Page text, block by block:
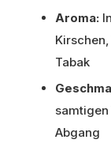
Aroma:
Tabak
Abgang